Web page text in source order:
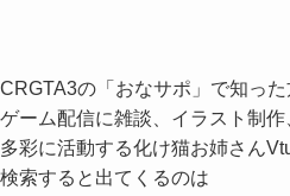
CRGTA3の「おなサポ」で知った
ゲーム配信に雑談、イラスト制作
多彩に活動する化け猫お姉さん
検索すると出てくるのは